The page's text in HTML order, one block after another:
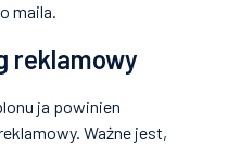
maila.
reklamowy
ja powinien
Ważne jest,